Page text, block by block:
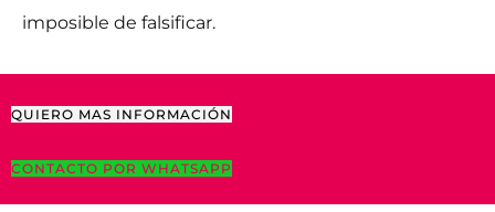
imposible de falsificar.
QUIERO MAS INFORMACIÓN
CONTACTO POR WHATSAPP